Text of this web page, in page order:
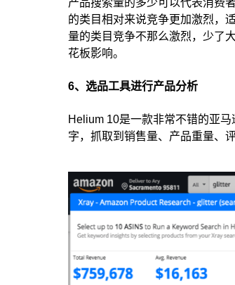
的类目相对来说竞争更加激烈，
量的类目竞争不那么激烈，少了
花板影响。
6、选品工具进行产品分析
Helium 10是一款非常不错的亚
字，抓取到销售量、产品重量、